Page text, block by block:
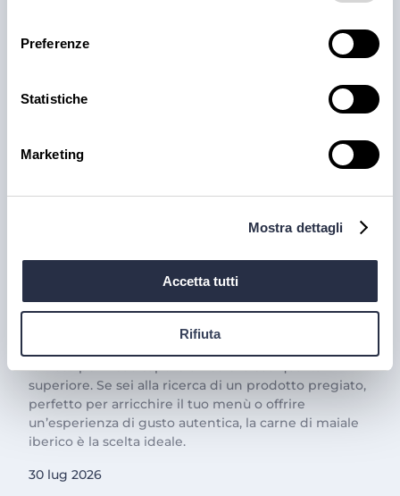
Preferenze
Statistiche
Marketing
Mostra dettagli
Accetta tutti
Rifiuta
Carne Iberica: le nostre
proposte
superiore. Se sei alla ricerca di un prodotto pregiato,
perfetto per arricchire il tuo menù o offrire
un’esperienza di gusto autentica, la carne di maiale
iberico è la scelta ideale.
30 lug 2026